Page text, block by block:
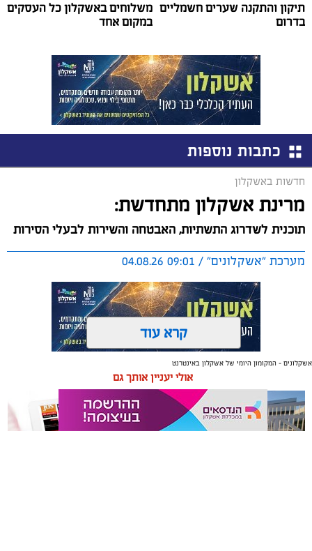
תיקון והתקנה שערים חשמליים
בדרום
משלוחים באשקלון כל העסקים
במקום אחד
כתבות נוספות
חדשות באשקלון
מרינת אשקלון מתחדשת:
תוכנית לשדרוג התשתיות, האבטחה והשירות לבעלי הסירות
מערכת "אשקלונים" / 09:01 04.08.26
תגים:אשקלון, מרינה
החברה הכלכלית הציגה לנציגי בעלי כלי השייט במרינה
תוכנית השקעה מקיפה הכוללת שדרוג התשתיות, חיזוק
קרא עוד
אשקלונים - המקומון היומי של אשקלון באינטרנט
אולי יעניין אותך גם